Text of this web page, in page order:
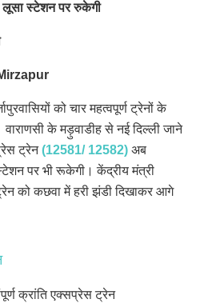
लूसा स्टेशन पर रुकेगी
को चार महत्वपूर्ण ट्रेनों के
के मड़ुवाडीह से नई दिल्ली जाने
ट्रेन(12581/ 12582) अब
पर भी रूकेगी। केंद्रीय मंत्री
को कछवा में हरी झंडी दिखाकर आगे
क्रांति एक्सप्रेस ट्रेन